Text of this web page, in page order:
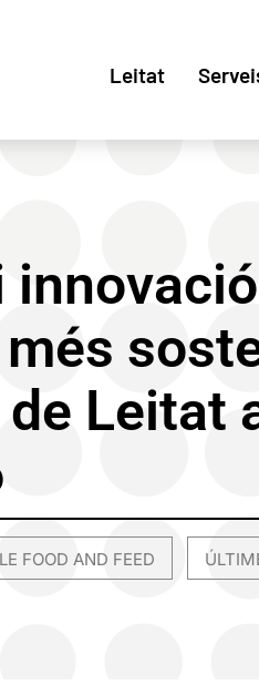
Leitat
Leitat
FOOD AND FEED